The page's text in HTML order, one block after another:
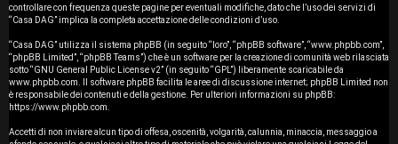
m
e
n
t
controllare con frequenza queste pagine per eventuali modifiche, dato che l’uso dei servizi di
“Casa DAG” implica la completa accettazione delle condizioni d’uso.
“Casa DAG” utilizza il sistema phpBB (in seguito “loro”, “phpBB software”, “www.phpbb.com”,
“phpBB Limited”, “phpBB Teams”) che è un software per la creazione di comunità web rilasciata
sotto “GNU General Public License v2” (in seguito “GPL”) liberamente scaricabile da
www.phpbb.com . Il software phpBB facilita le aree di discussione internet; phpBB Limited non
è responsabile dei contenuti e della gestione. Per ulteriori informazioni su phpBB:
https://www.phpbb.com
Accetti di non inviare alcun tipo di offesa, oscenità, volgarità, calunnia, minaccia, messaggio a